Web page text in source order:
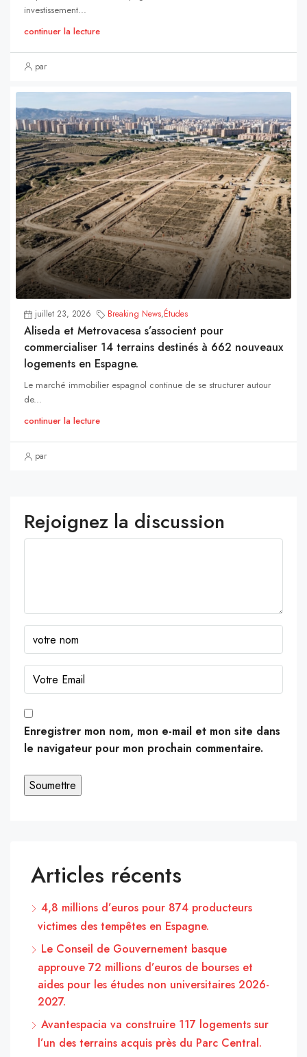
investissement...
continuer la lecture
par
juillet 23, 2026 Breaking News,Études
Aliseda et Metrovacesa s’associent pour
commercialiser 14 terrains destinés à 662 nouveaux
logements en Espagne.
Le marché immobilier espagnol continue de se structurer autour
de...
continuer la lecture
par
Rejoignez la discussion
Enregistrer mon nom, mon e-mail et mon site dans
le navigateur pour mon prochain commentaire.
Articles récents
4,8 millions d’euros pour 874 producteurs
victimes des tempêtes en Espagne.
Le Conseil de Gouvernement basque
approuve 72 millions d’euros de bourses et
aides pour les études non universitaires 2026-
2027.
Avantespacia va construire 117 logements sur
l’un des terrains acquis près du Parc Central.